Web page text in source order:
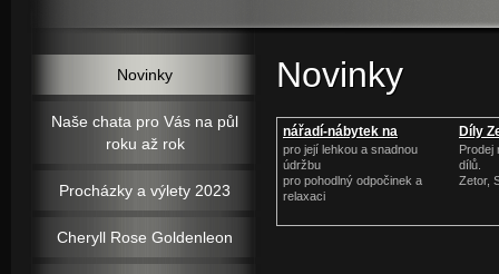
Novinky
nářadí-nábytek na
zahradu
pro její lehkou a snadnou
údržbu
pro pohodlný odpočinek a
relaxaci
Díly
Prodej
dílů.
Zetor,
Novinky
Naše chata pro Vás na půl
roku až rok
Procházky a výlety 2023
Cheryll Rose Goldenleon